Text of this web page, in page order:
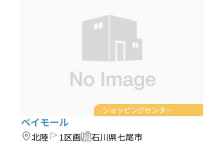
ショッピングセンター
ベイモール
北陸 1区画 石川県七尾市